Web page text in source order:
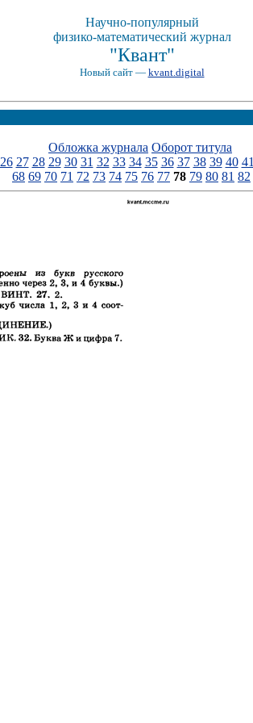
Научно-популярный
физико-математический журнал
"Квант"
Новый сайт — kvant.digital
Обложка журнала Оборот титула
26 27 28 29 30 31 32 33 34 35 36 37 38 39 40 41
68 69 70 71 72 73 74 75 76 77 78 79 80 81 82